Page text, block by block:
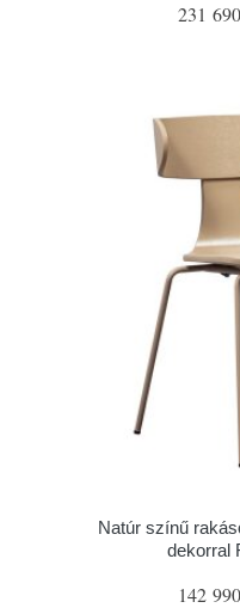
231
Natúr színű
dekorral
142